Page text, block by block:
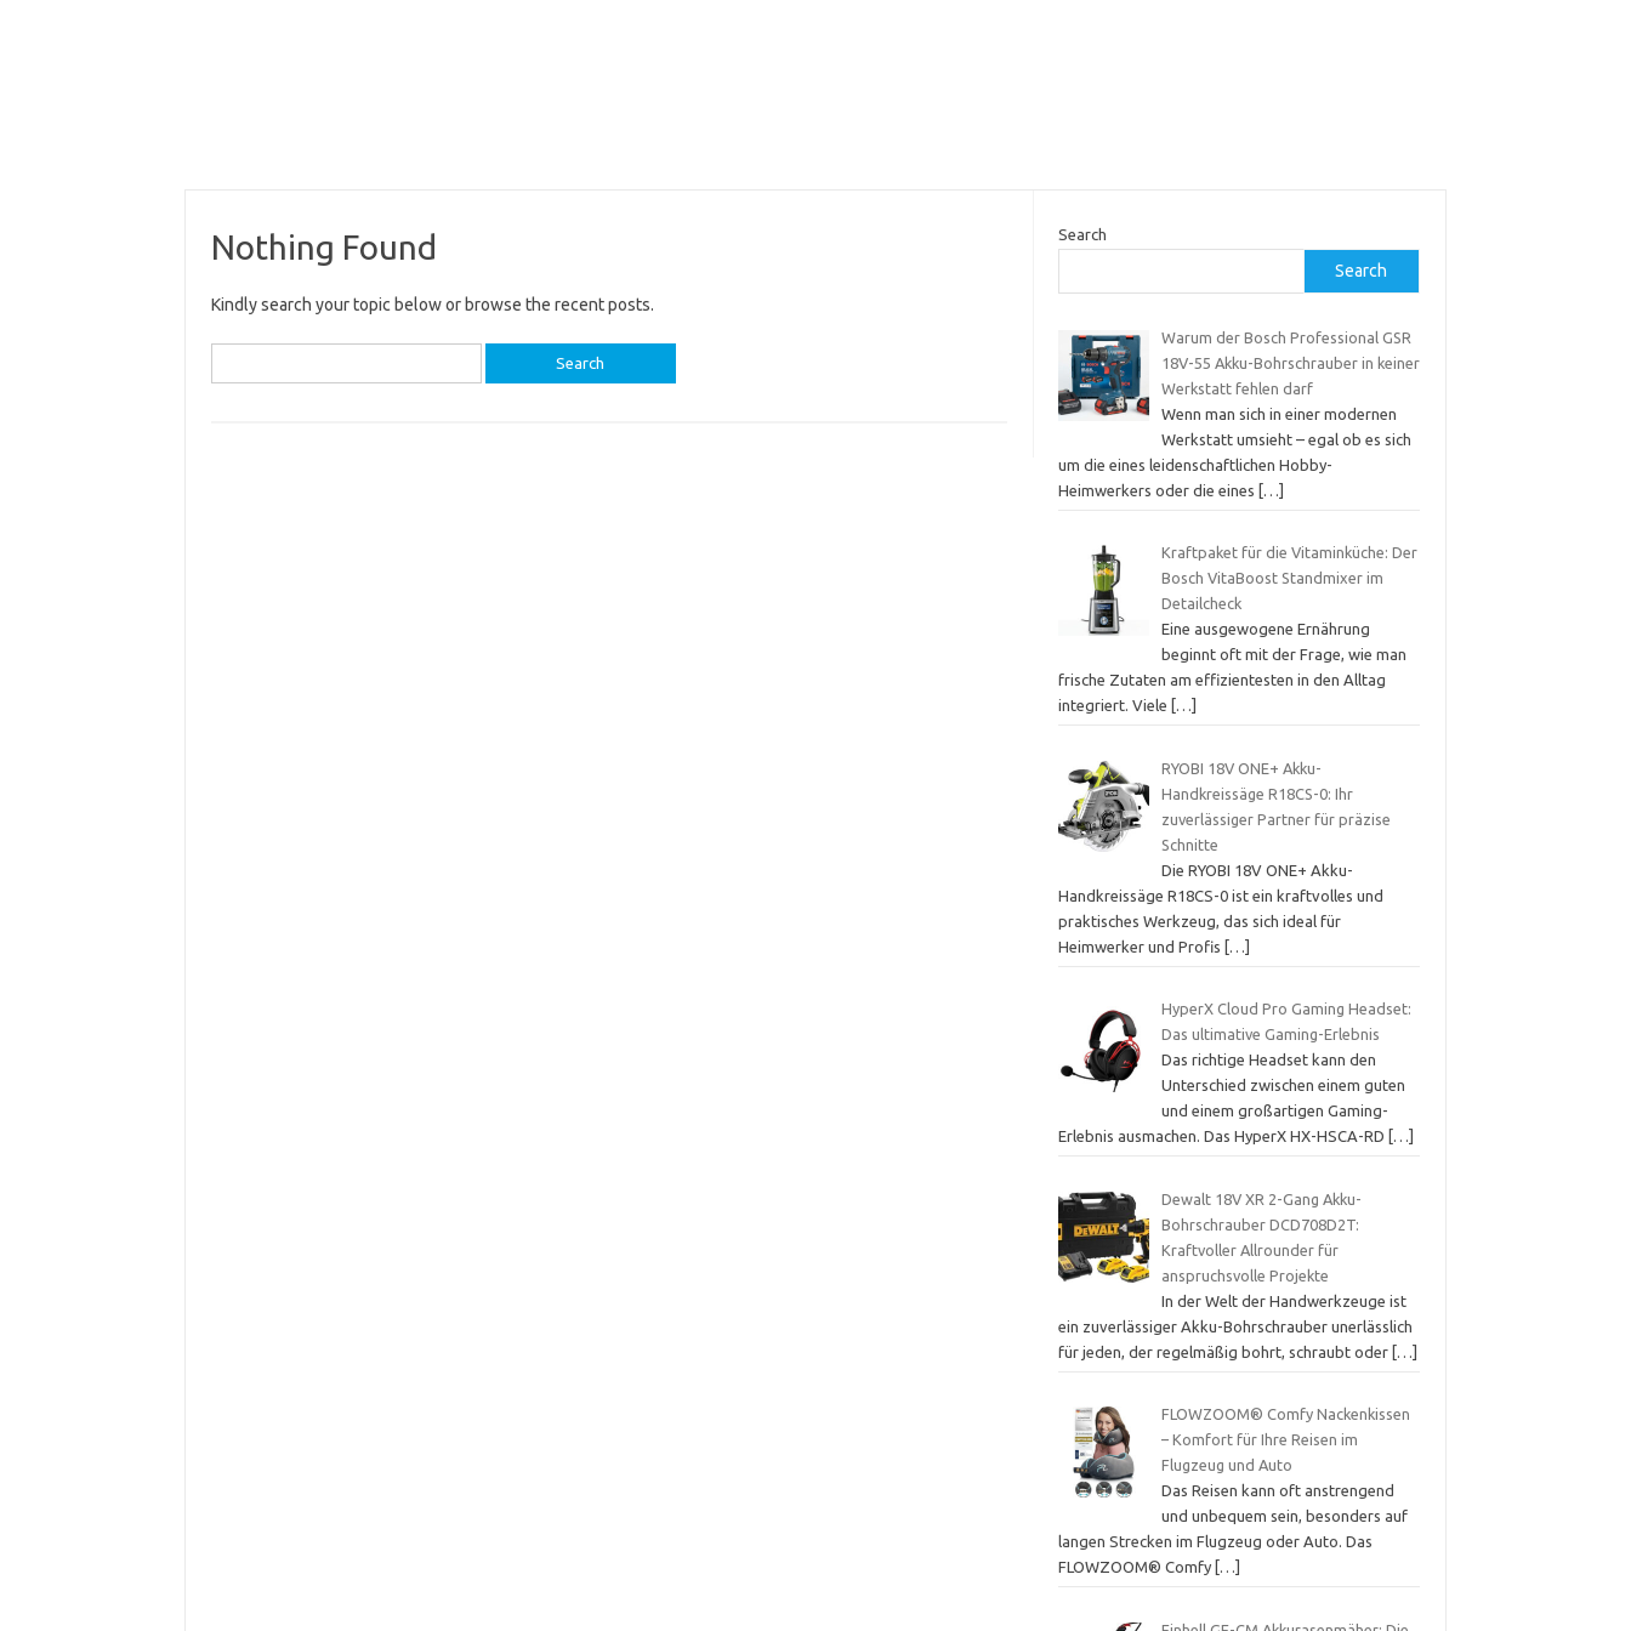
Nothing Found
Kindly search your topic below or browse the recent posts.
for:
Search
Search
Warum der Bosch Professional GSR
18V-55 Akku-Bohrschrauber in keiner
Werkstatt fehlen darf
Wenn man sich in einer modernen
Werkstatt umsieht – egal ob es sich
um die eines leidenschaftlichen Hobby-
Heimwerkers oder die eines
[…]
Kraftpaket für die Vitaminküche: Der
Bosch VitaBoost Standmixer im
Detailcheck
Eine ausgewogene Ernährung
beginnt oft mit der Frage, wie man
frische Zutaten am effizientesten in den Alltag
integriert. Viele
[…]
RYOBI 18V ONE+ Akku-
Handkreissäge R18CS-0: Ihr
zuverlässiger Partner für präzise
Schnitte
Die RYOBI 18V ONE+ Akku-
Handkreissäge R18CS-0 ist ein kraftvolles und
praktisches Werkzeug, das sich ideal für
Heimwerker und Profis
[…]
HyperX Cloud Pro Gaming Headset:
Das ultimative Gaming-Erlebnis
Das richtige Headset kann den
Unterschied zwischen einem guten
und einem großartigen Gaming-
Erlebnis ausmachen. Das HyperX HX-HSCA-RD
[…]
Dewalt 18V XR 2-Gang Akku-
Bohrschrauber DCD708D2T:
Kraftvoller Allrounder für
anspruchsvolle Projekte
In der Welt der Handwerkzeuge ist
ein zuverlässiger Akku-Bohrschrauber unerlässlich
für jeden, der regelmäßig bohrt, schraubt oder […]
FLOWZOOM® Comfy Nackenkissen
– Komfort für Ihre Reisen im
Flugzeug und Auto
Das Reisen kann oft anstrengend
und unbequem sein, besonders auf
langen Strecken im Flugzeug oder Auto. Das
FLOWZOOM® Comfy […]